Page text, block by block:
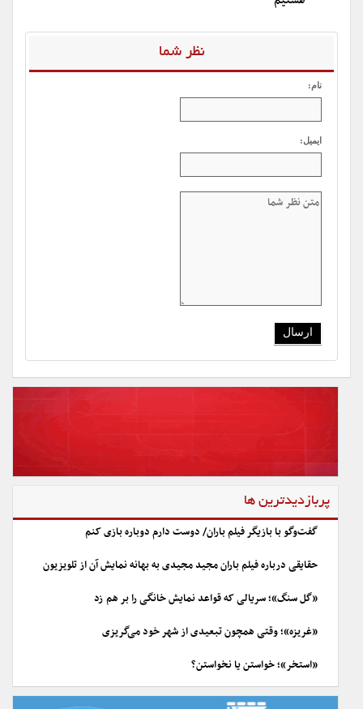
نظر شما
نام:
ایمیل:
پربازدیدترین ها
گفت‌وگو با بازیگر فیلم باران/ دوست دارم دوباره بازی کنم
حقایقی درباره فیلم باران مجید مجیدی به بهانه نمایش آن از تلویزیون
«گل سنگ»؛ سریالی که قواعد نمایش خانگی را بر هم زد
«غریزه»؛ وقتی همچون تبعیدی از شهر خود می‌گریزی
«استخر»؛ خواستن یا نخواستن؟